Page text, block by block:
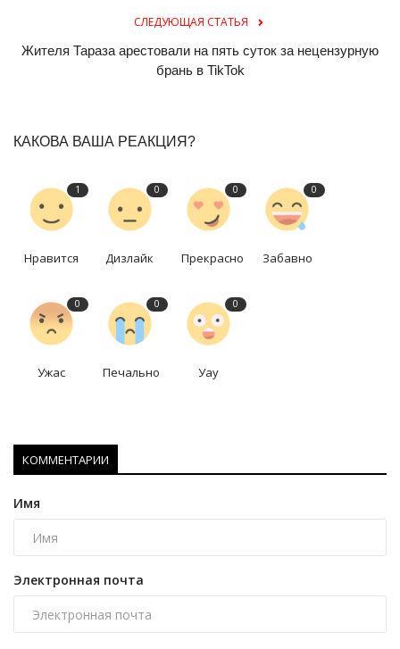
СЛЕДУЮЩАЯ СТАТЬЯ
Жителя Тараза арестовали на пять суток за нецензурную
брань в TikTok
КАКОВА ВАША РЕАКЦИЯ?
1
Нравится
0
Дизлайк
0
Прекрасно
0
Забавно
0
Ужас
0
Печально
0
Уау
КОММЕНТАРИИ
Имя
Электронная почта